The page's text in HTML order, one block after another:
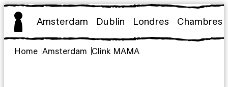
Aller
contenu
Amsterdam Dublin Londres Chambres
Home Amsterdam Clink MAMA